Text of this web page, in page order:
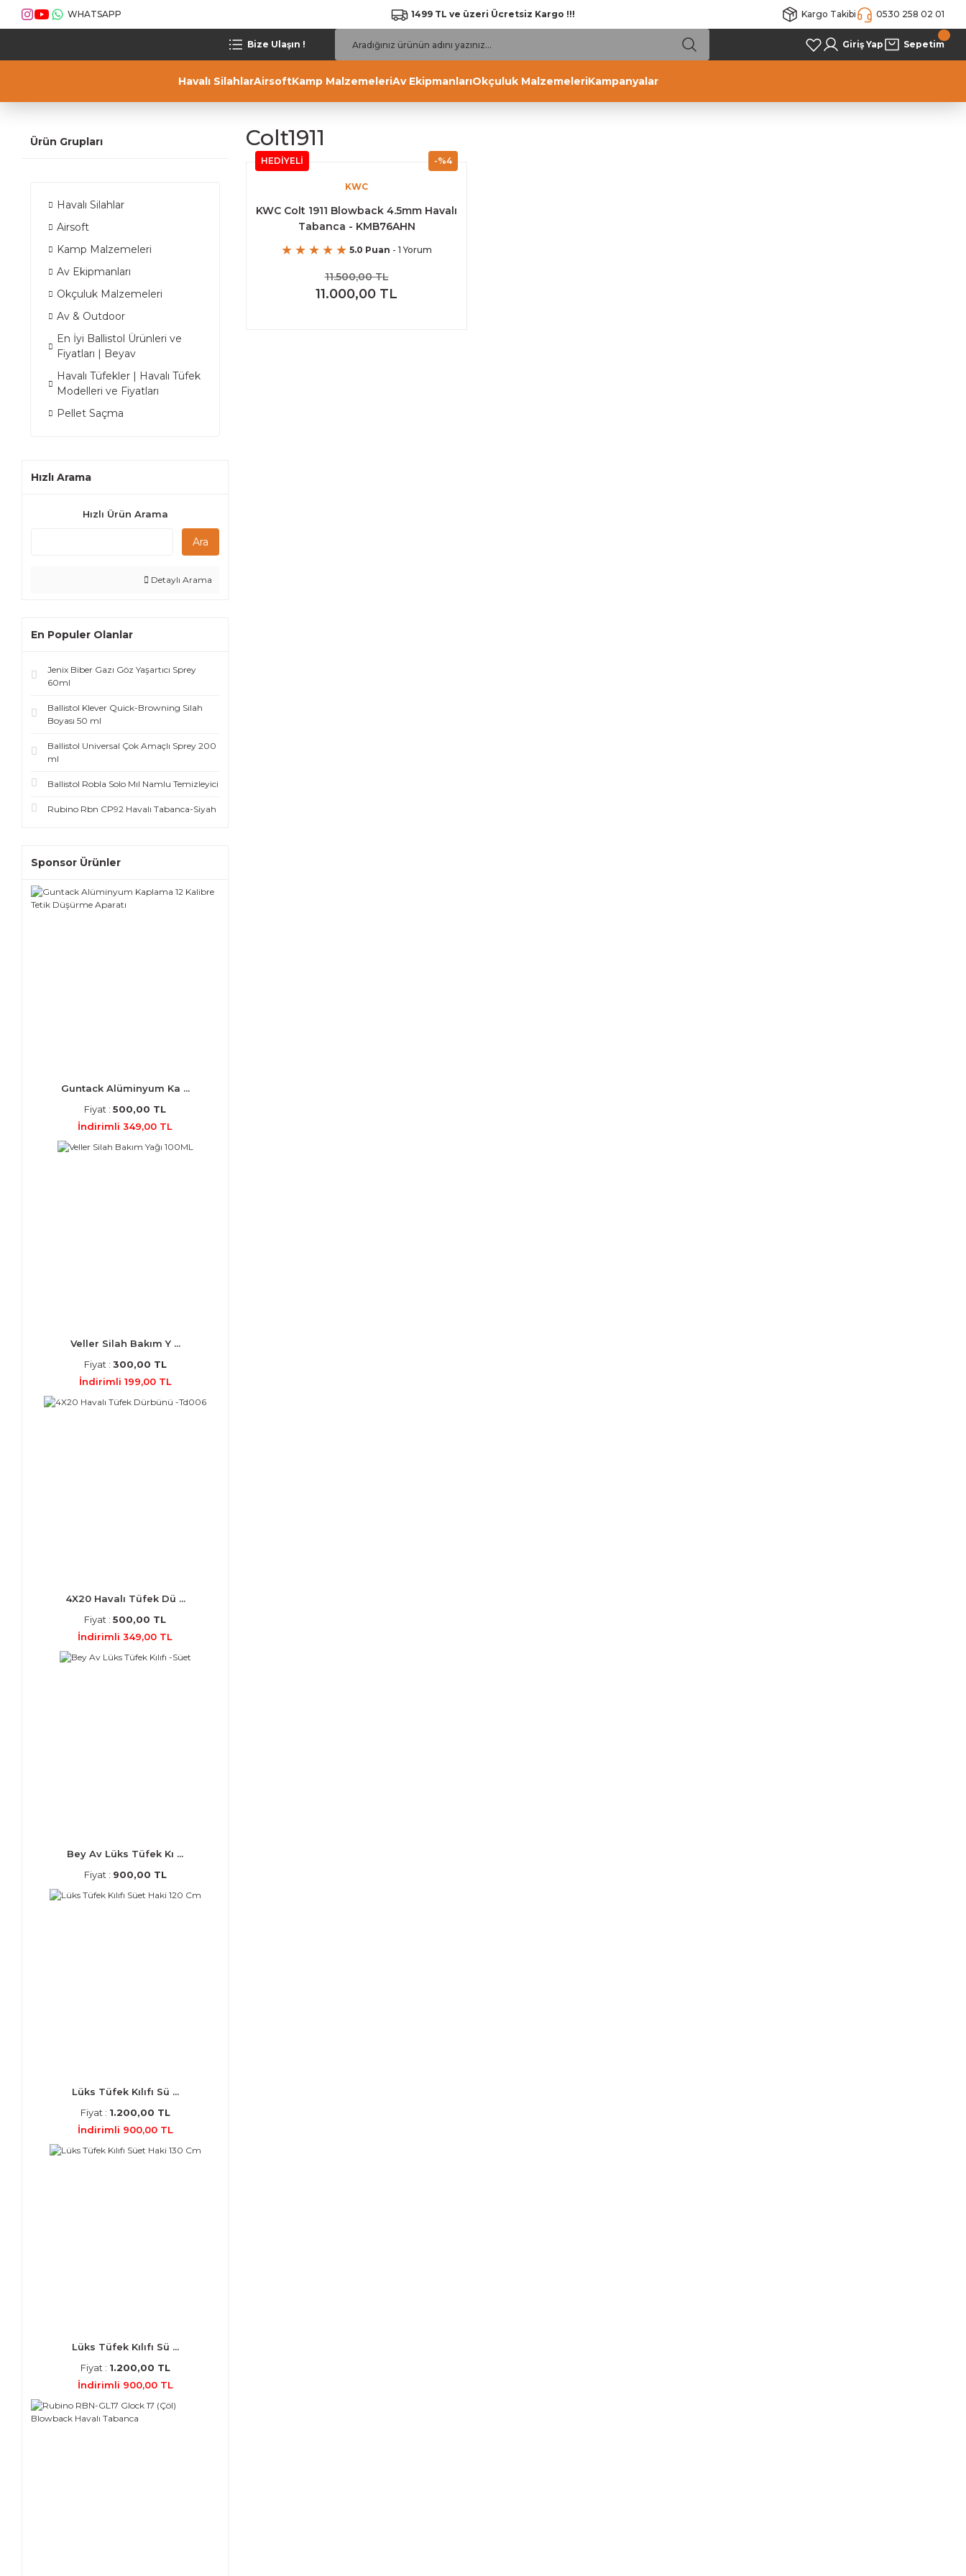
WHATSAPP 1499 TL ve üzeri Ücretsiz Kargo !!! Kargo Takibi 0530 258 02 01
Bize Ulaşın ! Giriş Yap Sepetim
Havalı SilahlarAirsoftKamp MalzemeleriAv EkipmanlarıOkçuluk MalzemeleriKampanyalar
Ürün Grupları
Havalı Silahlar
Airsoft
Kamp Malzemeleri
Av Ekipmanları
Okçuluk Malzemeleri
Av & Outdoor
En İyi Ballistol Ürünleri ve
Fiyatları | Beyav
Havalı Tüfekler | Havalı Tüfek
Modelleri ve Fiyatları
Pellet Saçma
Hızlı Arama
Hızlı Ürün Arama
Ara
Detaylı Arama
En Populer Olanlar
Jenix Biber Gazı Göz Yaşartıcı Sprey
60ml
Ballistol Klever Quick-Browning Silah
Boyası 50 ml
Ballistol Universal Çok Amaçlı Sprey 200
ml
Ballistol Robla Solo Mıl Namlu Temizleyici
Rubino Rbn CP92 Havalı Tabanca-Siyah
Sponsor Ürünler
Guntack Alüminyum Ka ...
Fiyat : 500,00 TL
İndirimli 349,00 TL
Veller Silah Bakım Y ...
Fiyat : 300,00 TL
İndirimli 199,00 TL
4X20 Havalı Tüfek Dü ...
Fiyat : 500,00 TL
İndirimli 349,00 TL
Bey Av Lüks Tüfek Kı ...
Fiyat : 900,00 TL
Lüks Tüfek Kılıfı Sü ...
Fiyat : 1.200,00 TL
İndirimli 900,00 TL
Lüks Tüfek Kılıfı Sü ...
Fiyat : 1.200,00 TL
İndirimli 900,00 TL
Colt1911
-%4
HEDİYELİ
KWC
KWC Colt 1911 Blowback 4.5mm Havalı
Tabanca - KMB76AHN
5.0 Puan - 1 Yorum
11.500,00 TL
11.000,00 TL